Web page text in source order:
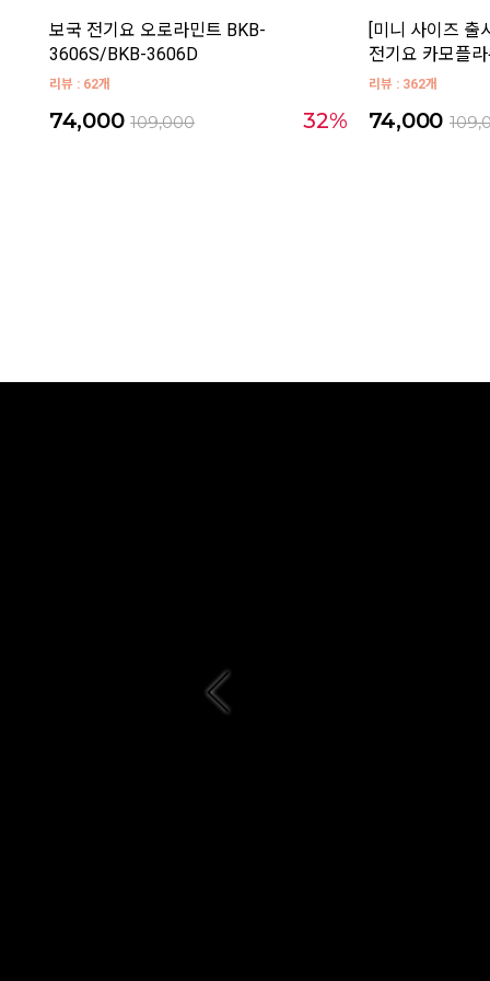
보국 전기요 오로라민트 BKB-
3606S/BKB-3606D
리뷰 : 62개
32%
74,000 109,000
[미니 사이즈 출
전기요 카모플
리뷰 : 362개
74,000